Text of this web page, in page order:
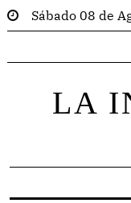
Sábado 08 de
LA